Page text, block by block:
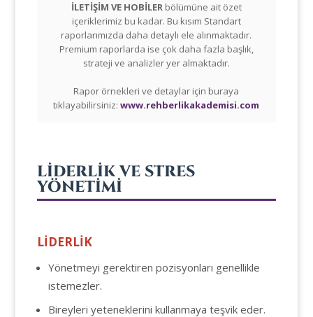
İLETİŞİM VE HOBİLERbölümüne ait özet
içeriklerimiz bu kadar. Bu kısım Standart
raporlarımızda daha detaylı ele alınmaktadır.
Premium raporlarda ise çok daha fazla başlık,
strateji ve analizler yer almaktadır.
Rapor örnekleri ve detaylar için buraya
tıklayabilirsiniz:www.rehberlikakademisi.com
LİDERLİK VE STRES
YÖNETİMİ
LİDERLİK
Yönetmeyi gerektiren pozisyonları genellikle
istemezler.
Bireyleri yeteneklerini kullanmaya teşvik eder.